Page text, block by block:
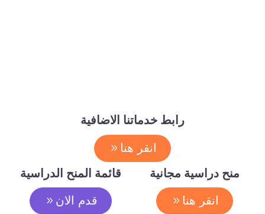
رابط خدماتنا الاضافية
انقر هنا
منح دراسية مجانية
انقر هنا
قائمة المنح الدراسية
قدم الان